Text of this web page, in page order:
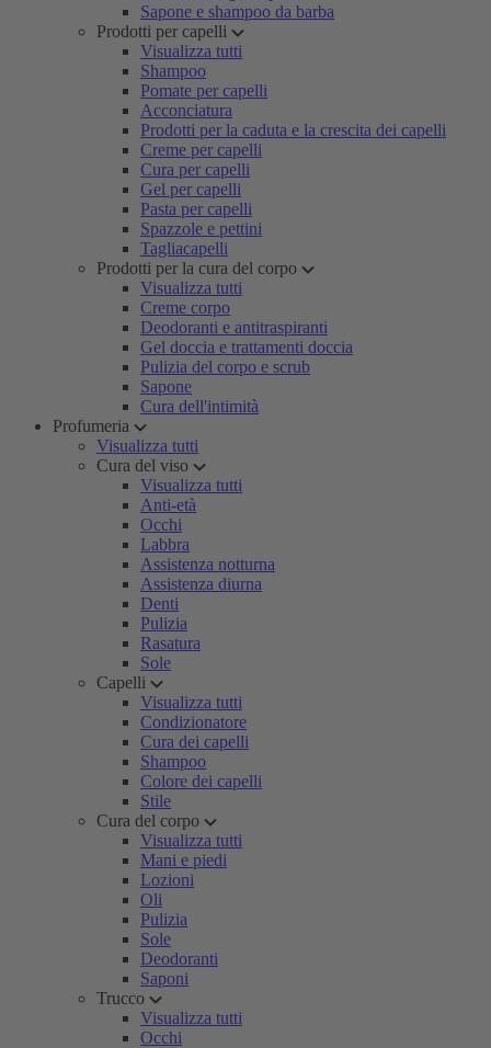
Sapone e shampoo da barba
Prodotti per capelli
Visualizza tutti
Shampoo
Pomate per capelli
Acconciatura
Prodotti per la caduta e la crescita dei capelli
Creme per capelli
Cura per capelli
Gel per capelli
Pasta per capelli
Spazzole e pettini
Tagliacapelli
Prodotti per la cura del corpo
Visualizza tutti
Creme corpo
Deodoranti e antitraspiranti
Gel doccia e trattamenti doccia
Pulizia del corpo e scrub
Sapone
Cura dell'intimità
Profumeria
Visualizza tutti
Cura del viso
Visualizza tutti
Anti-età
Occhi
Labbra
Assistenza notturna
Assistenza diurna
Denti
Pulizia
Rasatura
Sole
Capelli
Visualizza tutti
Condizionatore
Cura dei capelli
Shampoo
Colore dei capelli
Stile
Cura del corpo
Visualizza tutti
Mani e piedi
Lozioni
Oli
Pulizia
Sole
Deodoranti
Saponi
Trucco
Visualizza tutti
Occhi